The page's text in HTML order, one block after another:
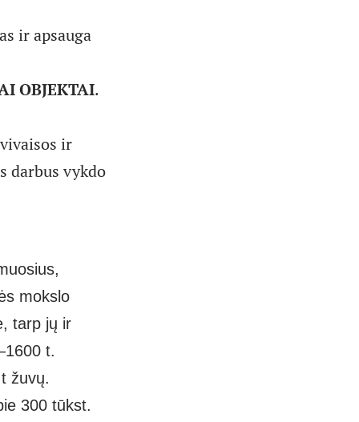
ir apsauga
OBJEKTAI.
ir
darbus vykdo
mokslo
tarp jų ir
t.
žuvų.
300 tūkst.